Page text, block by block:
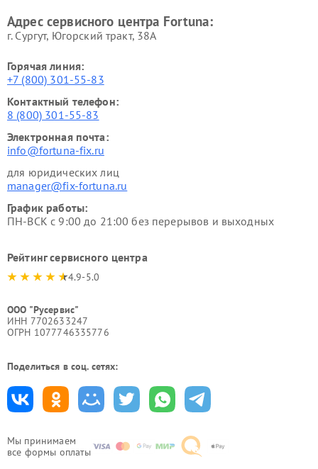
Мы принимаем
все формы оплаты
Адрес сервисного центра Fortuna:
г. Сургут, Югорский тракт, 38А
Горячая линия:
+7 (800) 301-55-83
Контактный телефон:
8 (800) 301-55-83
Электронная почта:
info@fortuna-fix.ru
для юридических лиц
manager@fix-fortuna.ru
График работы:
ПН-ВСК с 9:00 до 21:00 без перерывов и выходных
Рейтинг сервисного центра
4.9-5.0
ООО "Русервис"
ИНН 7702633247
ОГРН 1077746335776
Поделиться в соц. сетях: